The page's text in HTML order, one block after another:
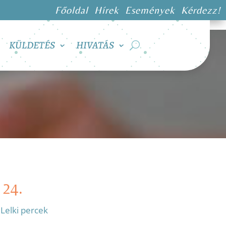
Főoldal Hírek Események Kérdezz!
KÜLDETÉS HIVATÁS
Lelki percek